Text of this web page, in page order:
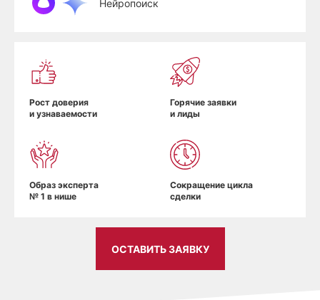
Нейропоиск
Рост доверия
и узнаваемости
Горячие заявки
и лиды
Образ эксперта
№ 1 в нише
Сокращение цикла
сделки
ОСТАВИТЬ ЗАЯВКУ